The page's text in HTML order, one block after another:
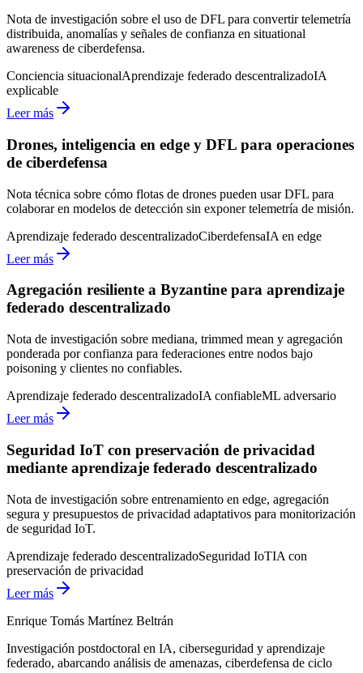
Nota de investigación sobre el uso de DFL para convertir telemetría
distribuida, anomalías y señales de confianza en situational
awareness de ciberdefensa.
Conciencia situacionalAprendizaje federado descentralizadoIA
explicable
Leer más
Drones, inteligencia en edge y DFL para operaciones
de ciberdefensa
Nota técnica sobre cómo flotas de drones pueden usar DFL para
colaborar en modelos de detección sin exponer telemetría de misión.
Aprendizaje federado descentralizadoCiberdefensaIA en edge
Leer más
Agregación resiliente a Byzantine para aprendizaje
federado descentralizado
Nota de investigación sobre mediana, trimmed mean y agregación
ponderada por confianza para federaciones entre nodos bajo
poisoning y clientes no confiables.
Aprendizaje federado descentralizadoIA confiableML adversario
Leer más
Seguridad IoT con preservación de privacidad
mediante aprendizaje federado descentralizado
Nota de investigación sobre entrenamiento en edge, agregación
segura y presupuestos de privacidad adaptativos para monitorización
de seguridad IoT.
Aprendizaje federado descentralizadoSeguridad IoTIA con
preservación de privacidad
Leer más
Enrique Tomás Martínez Beltrán
Investigación postdoctoral en IA, ciberseguridad y aprendizaje
federado, abarcando análisis de amenazas, ciberdefensa de ciclo